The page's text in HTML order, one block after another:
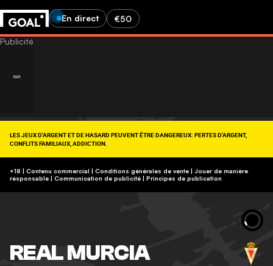
En direct €50
LES JEUX D'ARGENT ET DE HASARD PEUVENT ÊTRE DANGEREUX: PERTES D'ARGENT,
CONFLITS FAMILIAUX, ADDICTION.
https://www.joueurs-info-service.fr/
+18 | Contenu commercial | Conditions générales de vente | Jouer de manière
responsable | Communication de publicité | Principes de publication
REAL MURCIA